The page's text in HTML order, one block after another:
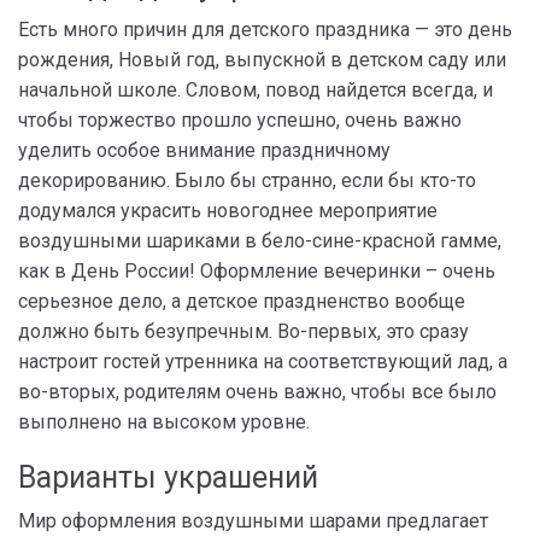
Есть много причин для детского праздника — это день
рождения, Новый год, выпускной в детском саду или
начальной школе. Словом, повод найдется всегда, и
чтобы торжество прошло успешно, очень важно
уделить особое внимание праздничному
декорированию. Было бы странно, если бы кто-то
додумался украсить новогоднее мероприятие
воздушными шариками в бело-сине-красной гамме,
как в День России! Оформление вечеринки – очень
серьезное дело, а детское праздненство вообще
должно быть безупречным. Во-первых, это сразу
настроит гостей утренника на соответствующий лад, а
во-вторых, родителям очень важно, чтобы все было
выполнено на высоком уровне.
Варианты украшений
Мир оформления воздушными шарами предлагает